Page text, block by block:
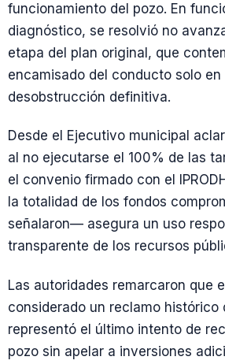
funcionamiento del pozo. En
diagnóstico, se resolvió no
etapa del plan original, que
encamisado del conducto solo
desobstrucción definitiva.
Desde el Ejecutivo municipal
al no ejecutarse el 100% de las
el convenio firmado con el
la totalidad de los fondos
señalaron— asegura un uso
transparente de los recursos
Las autoridades remarcaron que
considerado un reclamo histórico
representó el último intento de
pozo sin apelar a inversiones